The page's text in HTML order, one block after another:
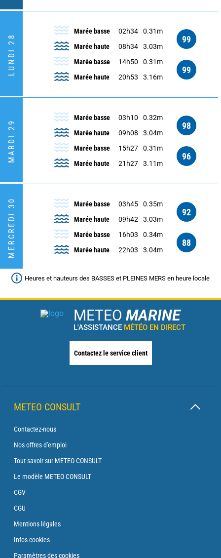
LUNDI 28
Marée basse 02h34
0.31m
Marée haute
08h34 3.03m
99
Marée basse 14h50
0.31m
Marée haute
20h53 3.16m
99
MARDI 29
Marée basse 03h10
0.32m
Marée haute
09h08 3.04m
98
Marée basse 15h27
0.31m
Marée haute
21h27 3.11m
96
MERCREDI 30 Marée basse 03h45
0.35m
Marée haute
09h42 3.03m
92
Marée basse 16h03
0.34m
Marée haute
22h03 3.04m
88
Heures et hauteurs des BASSES et PLEINES MERS en heure locale
METEO MARINE
L'ASSISTANCE MÉTÉO EN DIRECT
Contactez le service client
METEO CONSULT
Contactez-nous
Nos offres d'emploi
Tout savoir sur METEO CONSULT
Le modèle METEO CONSULT
CGV
CGU
Mentions légales
Infos cookies
Paramètres des cookies